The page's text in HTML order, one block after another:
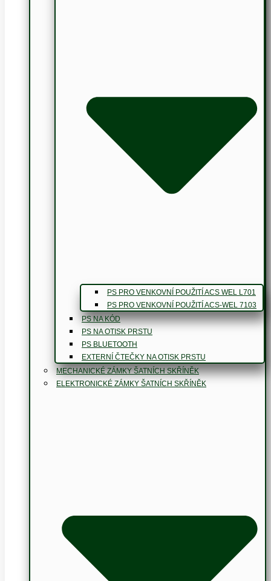
PS PRO VENKOVNÍ POUŽITÍ ACS WEL L701
PS PRO VENKOVNÍ POUŽITÍ ACS-WEL 7103
PS NA KÓD
PS NA OTISK PRSTU
PS BLUETOOTH
EXTERNÍ ČTEČKY NA OTISK PRSTU
MECHANICKÉ ZÁMKY ŠATNÍCH SKŘÍNĚK
ELEKTRONICKÉ ZÁMKY ŠATNÍCH SKŘÍNĚK